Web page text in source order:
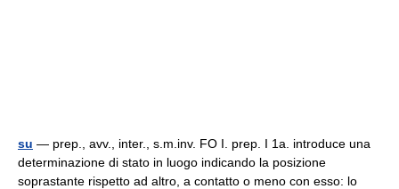
su — prep., avv., inter., s.m.inv. FO I. prep. I 1a. introduce una
determinazione di stato in luogo indicando la posizione
soprastante rispetto ad altro, a contatto o meno con esso: lo